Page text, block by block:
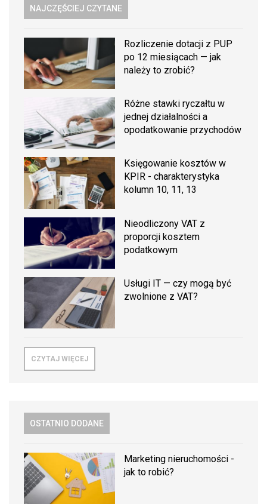
NAJCZĘŚCIEJ CZYTANE
Rozliczenie dotacji z PUP
po 12 miesiącach — jak
należy to zrobić?
Różne stawki ryczałtu w
jednej działalności a
opodatkowanie przychodów
Księgowanie kosztów w
KPIR - charakterystyka
kolumn 10, 11, 13
Nieodliczony VAT z
proporcji kosztem
podatkowym
Usługi IT — czy mogą być
zwolnione z VAT?
CZYTAJ WIĘCEJ
OSTATNIO DODANE
Marketing nieruchomości -
jak to robić?